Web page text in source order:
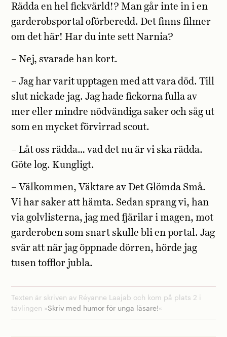
Rädda en hel fickvärld!? Man går inte in i en
garderobsportal oförberedd. Det finns filmer
om det här! Har du inte sett Narnia?
– Nej, svarade han kort.
– Jag har varit upptagen med att vara död. Till
slut nickade jag. Jag hade fickorna fulla av
mer eller mindre nödvändiga saker och såg ut
som en mycket förvirrad scout.
– Låt oss rädda… vad det nu är vi ska rädda.
Göte log. Kungligt.
– Välkommen, Väktare av Det Glömda Små.
Vi har saker att hämta. Sedan sprang vi, han
via golvlisterna, jag med fjärilar i magen, mot
garderoben som snart skulle bli en portal. Jag
svär att när jag öppnade dörren, hörde jag
tusen tofflor jubla.
Texten är skriven av Réyanne Laajab och kom på plats 2 i
tävlingen »Skriv med humor för unga läsare!«